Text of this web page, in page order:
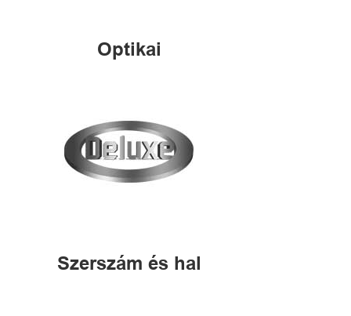
Optikai
Szerszám és hal